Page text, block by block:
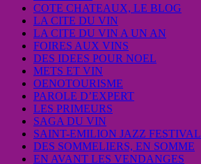
COTE CHATEAUX, LE BLOG
LA CITE DU VIN
LA CITE DU VIN A UN AN
FOIRES AUX VINS
DES IDEES POUR NOEL
METS ET VIN
OENOTOURISME
PAROLE D’EXPERT
LES PRIMEURS
SAGA DU VIN
SAINT-EMILION JAZZ FESTIVAL
DES SOMMELIERS, EN SOMME
EN AVANT LES VENDANGES